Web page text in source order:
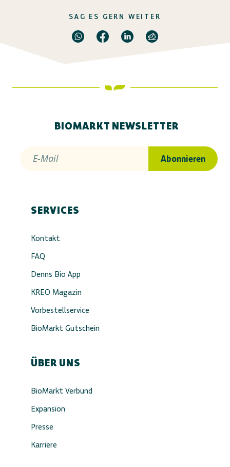
SAG ES GERN WEITER
BIOMARKT NEWSLETTER
E-Mail Abonnieren
SERVICES
Kontakt
FAQ
Denns Bio App
KREO Magazin
Vorbestellservice
BioMarkt Gutschein
ÜBER UNS
BioMarkt Verbund
Expansion
Presse
Karriere